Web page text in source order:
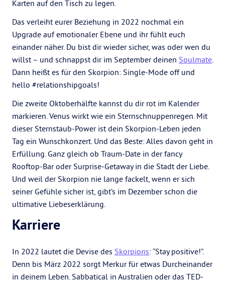
Karten auf den Tisch zu legen.
Das verleiht eurer Beziehung in 2022 nochmal ein
Upgrade auf emotionaler Ebene und ihr fühlt euch
einander näher. Du bist dir wieder sicher, was oder wen du
willst – und schnappst dir im September deinen Soulmate.
Dann heißt es für den Skorpion: Single-Mode off und
hello #relationshipgoals!
Die zweite Oktoberhälfte kannst du dir rot im Kalender
markieren. Venus wirkt wie ein Sternschnuppenregen. Mit
dieser Sternstaub-Power ist dein Skorpion-Leben jeden
Tag ein Wunschkonzert. Und das Beste: Alles davon geht in
Erfüllung. Ganz gleich ob Traum-Date in der fancy
Rooftop-Bar oder Surprise-Getaway in die Stadt der Liebe.
Und weil der Skorpion nie lange fackelt, wenn er sich
seiner Gefühle sicher ist, gibt’s im Dezember schon die
ultimative Liebeserklärung.
Karriere
In 2022 lautet die Devise des Skorpions: “Stay positive!”.
Denn bis März 2022 sorgt Merkur für etwas Durcheinander
in deinem Leben. Sabbatical in Australien oder das TED-